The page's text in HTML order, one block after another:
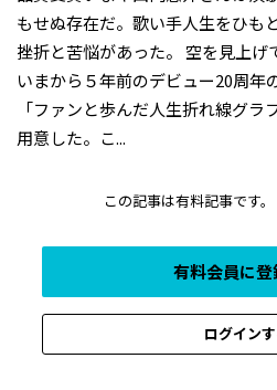
もせぬ存在だ。歌い手人生をひも
挫折と苦悩があった。 空を見上
いまから５年前のデビュー20周年
「ファンと歩んだ人生折れ線グラ
用意した。こ...
この記事は有料記事です。
有料会員に登
ログイン